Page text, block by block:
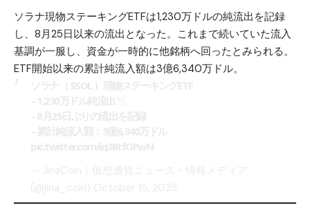
ソラナ現物ステーキングETFは1,230万ドルの純流出を記録
し、8月25日以来の流出となった。これまで続いていた流入
基調が一服し、資金が一時的に他銘柄へ回ったとみられる。
ETF開始以来の累計純流入額は3億6,340万ドル。